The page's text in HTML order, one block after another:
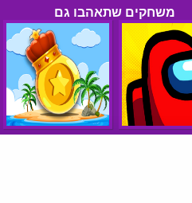
משחקים שתאהבו גם